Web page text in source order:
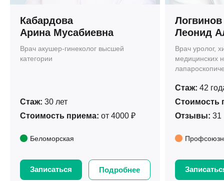
Кабардова
Арина Мусабиевна
Врач акушер-гинеколог высшей
категории
Стаж: 30 лет
Стоимость приема: от 4000 ₽
Беломорская
Записаться Подробнее
Логвинов
Леонид
Врач уролог,
медицинских
Стаж: 42
Стоимость
Отзывы: 31